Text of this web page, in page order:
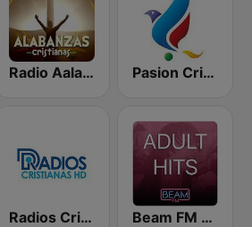
Radio Aalabanzas Cristianas Pasion Cristiana
Radios Cristianas HD Beam FM - Adult Hits